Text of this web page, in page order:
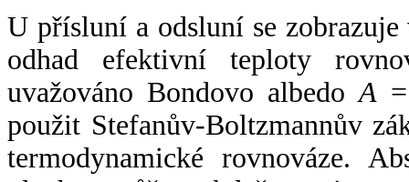
U přísluní a odsluní se
odhad efektivní teploty
uvažováno Bondovo albedoA
použit Stefanův-Boltzmannův
termodynamické rovnováze.